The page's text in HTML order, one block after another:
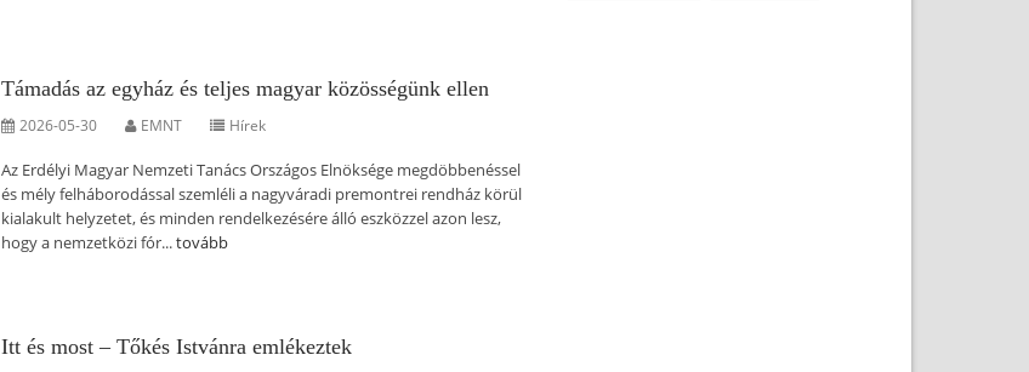
Támadás az egyház és teljes magyar közösségünk ellen
2026-05-30 EMNT Hírek
Az Erdélyi Magyar Nemzeti Tanács Országos Elnöksége megdöbbenéssel
és mély felháborodással szemléli a nagyváradi premontrei rendház körül
kialakult helyzetet, és minden rendelkezésére álló eszközzel azon lesz,
hogy a nemzetközi fór...tovább
Itt és most – Tőkés Istvánra emlékeztek